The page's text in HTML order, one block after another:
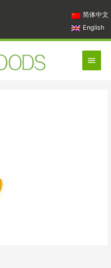
简体中文
English
主
菜